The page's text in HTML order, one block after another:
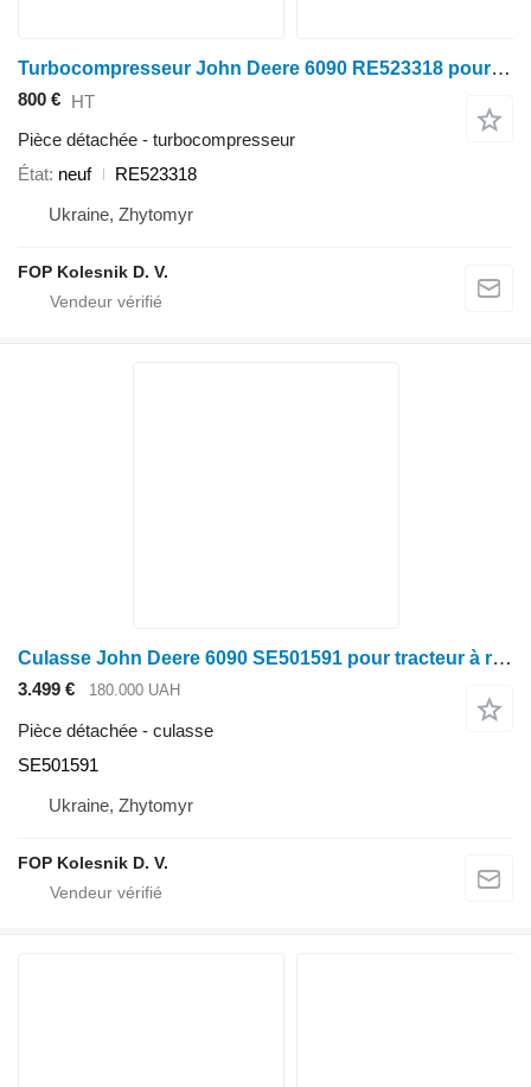
Turbocompresseur John Deere 6090 RE523318 pour tracteur à roues John Deere 7250R, 7270R, 7290R, 7310R, 8120, 8220, 8320, 8420, 8520, 8225R, 8235R, 8245R, 8260R, 8225 , 8245, 8270, 8295 , 8320, 8345, 8335 i dr
800 € HT
Pièce détachée - turbocompresseur
État neuf
RE523318
Ukraine, Zhytomyr
FOP Kolesnik D. V.
Culasse John Deere 6090 SE501591 pour tracteur à roues John Deere 8030
3.499 € 180.000 UAH
Pièce détachée - culasse
SE501591
Ukraine, Zhytomyr
FOP Kolesnik D. V.